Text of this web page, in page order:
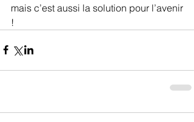
mais c’est aussi la solution pour l’avenir
!